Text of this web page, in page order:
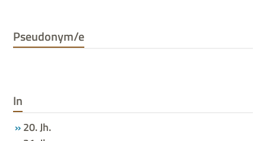
Pseudonym/e
In
20. Jh.